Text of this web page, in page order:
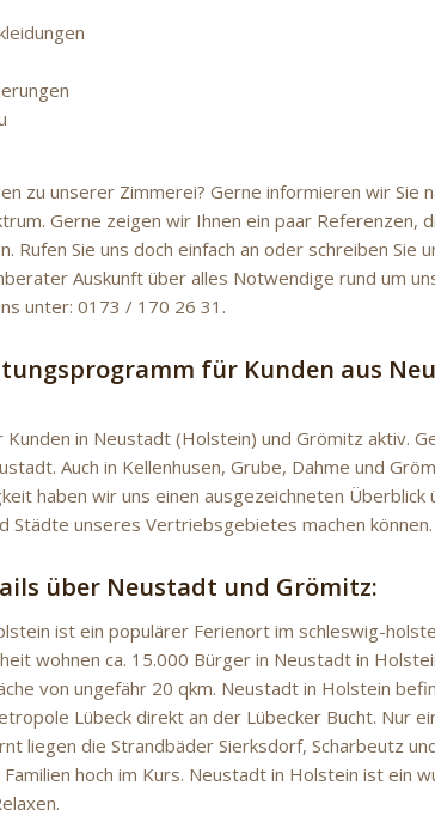
zu unserer Zimmerei? Gerne informieren wir Sie
Gerne zeigen wir Ihnen ein paar Referenzen,
Rufen Sie uns doch einfach an oder schreiben Sie
Auskunft über alles Notwendige rund um
unter: 0173 / 170 26 31.
für Kunden aus
in Neustadt (Holstein) und Grömitz aktiv.
Auch in Kellenhusen, Grube, Dahme und
haben wir uns einen ausgezeichneten
Städte unseres Vertriebsgebietes machen können.
über Neustadt und Grömitz:
ist ein populärer Ferienort im schleswig-
wohnen ca. 15.000 Bürger in Neustadt in
von ungefähr 20 qkm. Neustadt in Holstein
Lübeck direkt an der Lübecker Bucht. Nur
liegen die Strandbäder Sierksdorf, Scharbeutz
hoch im Kurs. Neustadt in Holstein ist ein